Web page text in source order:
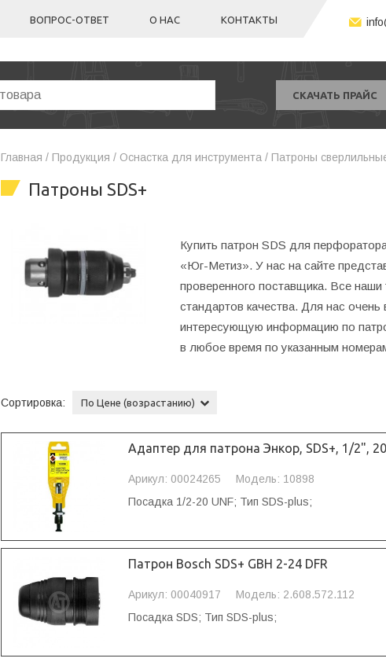
ВОПРОС-ОТВЕТ О НАС КОНТАКТЫ
СКАЧАТЬ ПРАЙС
Главная / Продукция / Оснастка для инструмента / Патроны
Патроны SDS+
Купить патрон SDS для
«Юг-Метиз». У нас на сайте
проверенного поставщика. Все
стандартов качества. Для нас
интересующую информацию по
в любое время по указанным
Сортировка: По Цене (возрастанию)
Адаптер для патрона Энкор, SDS+, 1/2",
Арикул: 00024265
Модель: 10898
Посадка 1/2-20 UNF; Тип SDS-plus;
Патрон Bosch SDS+ GBH 2-24 DFR
Арикул: 00040917
Модель: 2.608.572.112
Посадка SDS; Тип SDS-plus;